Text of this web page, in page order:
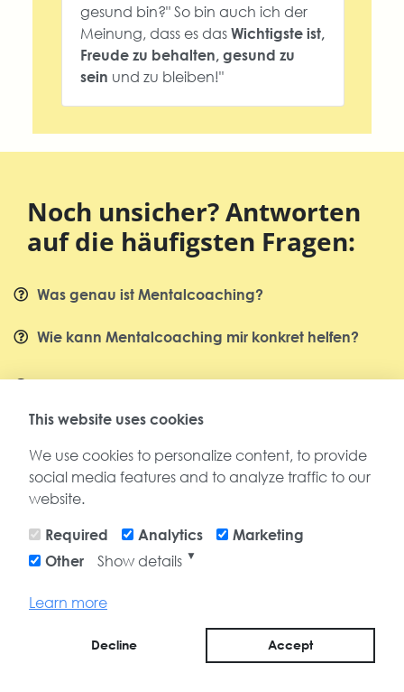
This website uses cookies
We use cookies to personalize content, to provide
social media features and to analyze traffic to our
website.
Required Analytics
Marketing
Other
Show details ▼
Learn more
Decline Accept
gesund bin?" So bin auch ich der
Meinung, dass es das Wichtigste ist,
Freude zu behalten, gesund zu
sein und zu bleiben!"
Noch unsicher? Antworten
auf die häufigsten Fragen:
Was genau ist Mentalcoaching?
Wie kann Mentalcoaching mir konkret helfen?
Welche Erfahrungen und Qualifikationen bringst
Paketen?
Verändere dein Leben ins
Positive!
Gemeinsam geht es voran!